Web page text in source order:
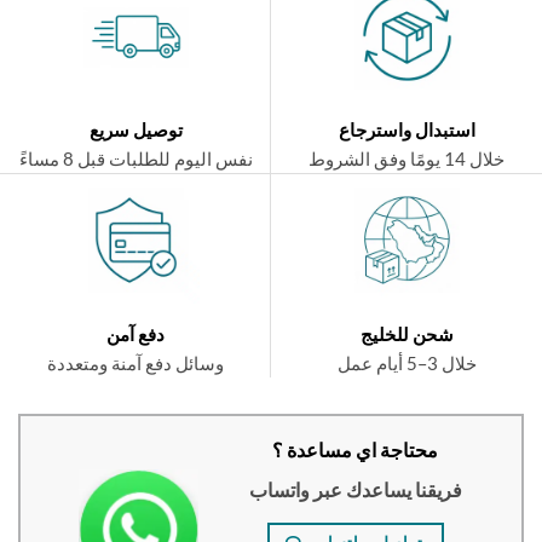
استبدال واسترجاع
توصيل سريع
نفس اليوم للطلبات قبل 8 مساءً
شحن للخليج
دفع آمن
وسائل دفع آمنة ومتعددة
محتاجة اي مساعدة ؟
فريقنا يساعدك عبر واتساب